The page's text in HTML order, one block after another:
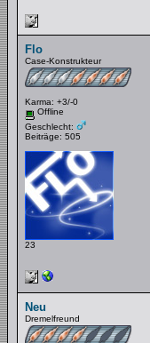
Flo
Case-Konstrukteur
Karma: +3/-0
Offline
Geschlecht:
Beiträge: 505
23
Neu
Dremelfreund